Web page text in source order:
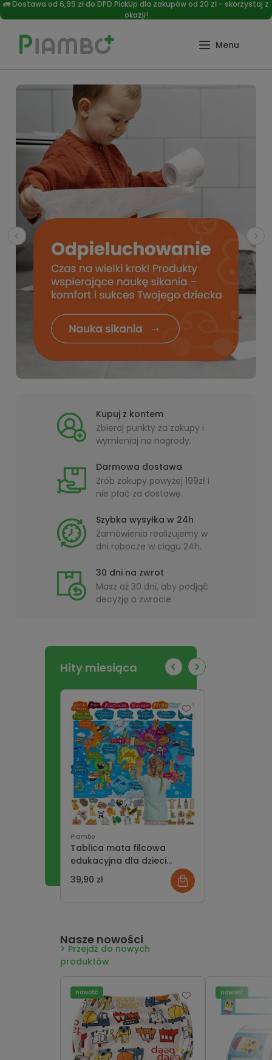
🚛 Dostawa od 6,99 zł do DPD PickUp dla zakupów od 20 zł - skorzystaj z
okazji!
Kupuj z kontem
Zbieraj punkty za zakupy i
wymieniaj na nagrody.
Darmowa dostawa
Zrób zakupy powyżej 199zł i
nie płać za dostawę.
Szybka wysyłka w 24h
Zamówienia realizujemy w
dni robocze w ciągu 24h.
30 dni na zwrot
Masz aż 30 dni, aby podjąć
decyzję o zwrocie.
Hity miesiąca
Piambo
Tablica mata filcowa
edukacyjna dla dzieci
montessori - mapa świata
39,90 zł
Nasze nowości
Przejdź do nowych
produktów
nowość nowość